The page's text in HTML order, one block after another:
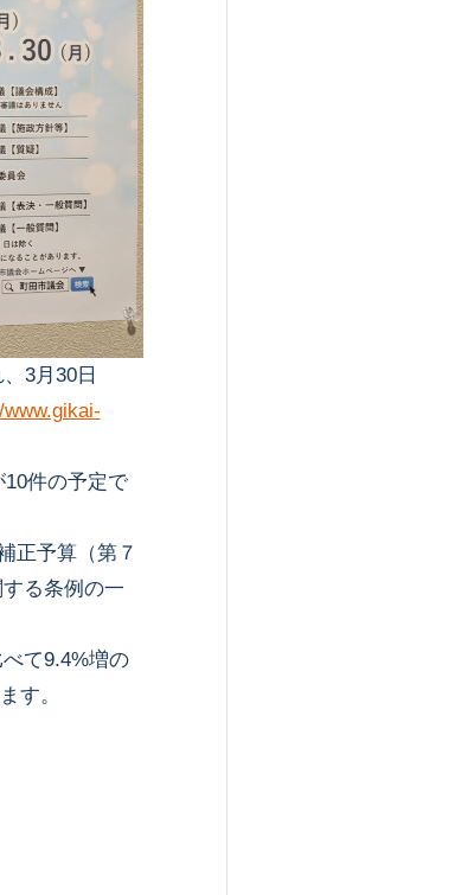
3月30日
件の予定で
正予算（第７
る条例の一
て9.4%増の
す。